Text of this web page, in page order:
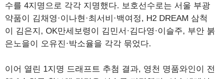
수를 4지명으로 각각 지명했다. 보호선수로는 서울 부광
약품이 김채영·이나현·최서비·백여정, H2 DREAM 삼척
이 김은지, OK만세보령이 김민서·김다영·이슬주, 부안 붉
은노을이 오유진·박소율을 각각 묶었다.
이어 열린 1지명 드래프트 추첨 결과, 영천 명품와인이 전